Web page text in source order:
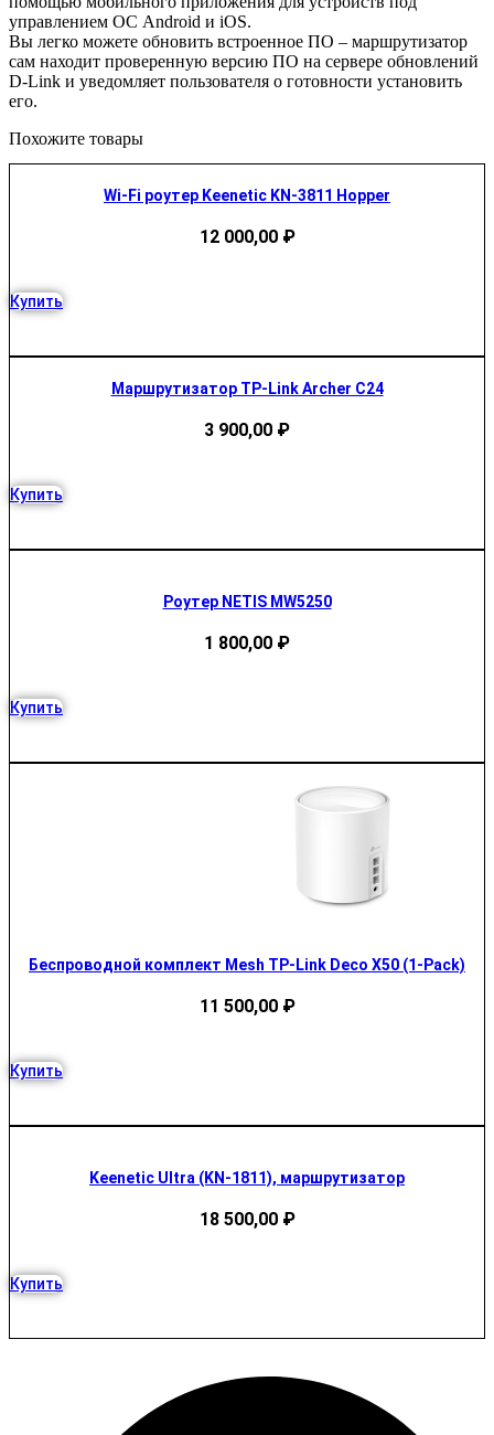
управлением ОС Android и iOS.
Вы легко можете обновить встроенное ПО – маршрутизатор
сам находит проверенную версию ПО на сервере обновлений
D-Link и уведомляет пользователя о готовности установить
его.
Похожите товары
Wi-Fi роутер Keenetic KN-3811 Hopper
12 000,00 ₽
Купить
Маршрутизатор TP-Link Archer C24
3 900,00 ₽
Купить
Роутер NETIS MW5250
1 800,00 ₽
Купить
Беспроводной комплект Mesh TP-Link Deco X50 (1-Pack)
11 500,00 ₽
Купить
Keenetic Ultra (KN-1811), маршрутизатор
18 500,00 ₽
Купить